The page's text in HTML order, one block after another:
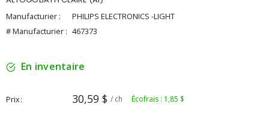
Manufacturier :
PHILIPS ELECTRONICS -LIGHT
# Manufacturier : 467373
En inventaire
Prix 30,59 $ / ch Écofrais : 1,85 $